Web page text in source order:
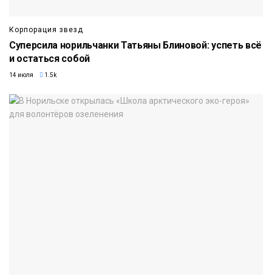
Корпорация звезд
Суперсила норильчанки Татьяны Блиновой: успеть всё
и остаться собой
14 июля 1.5k